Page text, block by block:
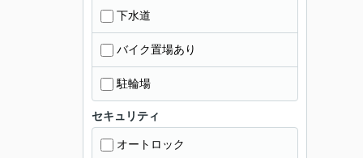
下水道
バイク置場あり
駐輪場
セキュリティ
オートロック